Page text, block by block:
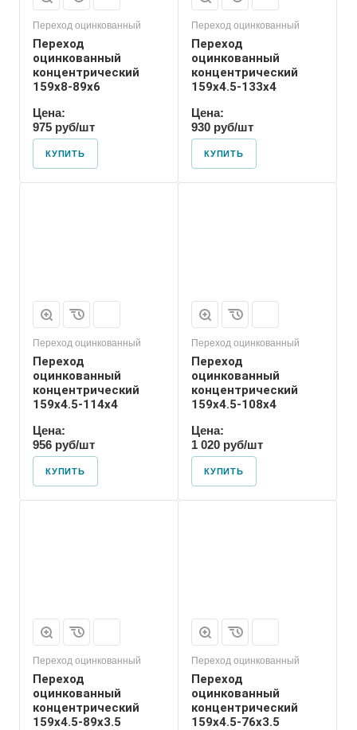
Переход оцинкованный
Переход
оцинкованный
концентрический
159х8-89х6
Цена:
975 руб/шт
КУПИТЬ
Переход оцинкованный
Переход
оцинкованный
концентрический
159х4.5-133х4
Цена:
930 руб/шт
КУПИТЬ
Переход оцинкованный
Переход
оцинкованный
концентрический
159х4.5-114х4
Цена:
956 руб/шт
КУПИТЬ
Переход оцинкованный
Переход
оцинкованный
концентрический
159х4.5-108х4
Цена:
1 020 руб/шт
КУПИТЬ
Переход оцинкованный
Переход
оцинкованный
концентрический
159х4.5-89х3.5
Переход оцинкованный
Переход
оцинкованный
концентрический
159х4.5-76х3.5